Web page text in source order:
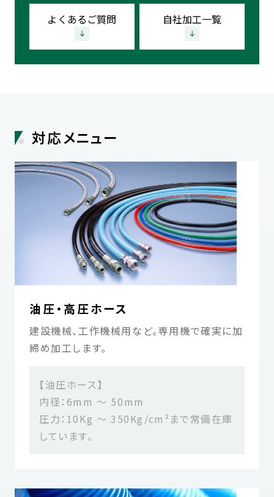
よくあるご質問 自社加工一覧
対応メニュー
油圧・高圧ホース
建設機械、工作機械用など。専用機で確実に加
締め加工します。
【油圧ホース】
内径：6mm ～ 50mm
圧力：10Kg ～ 350Kg/cm²まで常備在庫
しています。